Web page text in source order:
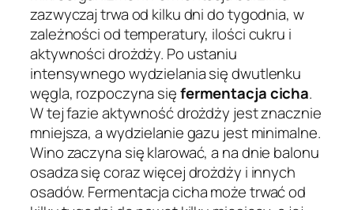
zazwyczaj trwa od kilku dni do tygodnia, w
zależności od temperatury, ilości cukru i
aktywności drożdży. Po ustaniu
intensywnego wydzielania się dwutlenku
węgla, rozpoczyna sięfermentacja cicha.
W tej fazie aktywność drożdży jest znacznie
mniejsza, a wydzielanie gazu jest minimalne.
Wino zaczyna się klarować, a na dnie balonu
osadza się coraz więcej drożdży i innych
osadów. Fermentacja cicha może trwać od